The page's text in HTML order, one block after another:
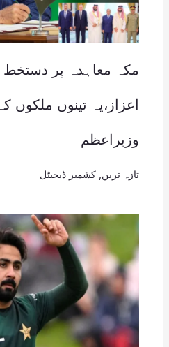
مکہ معاہدہ پر دستخط
اعزاز،یہ تینوں ملکوں
وزیراعظم
تازہ ترین کشمیر ڈیجیٹل